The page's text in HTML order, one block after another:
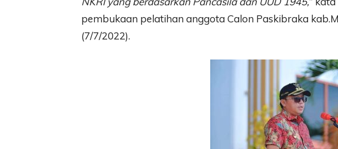
pembukaan pelatihan anggota Calon Paskibraka
(7/7/2022).